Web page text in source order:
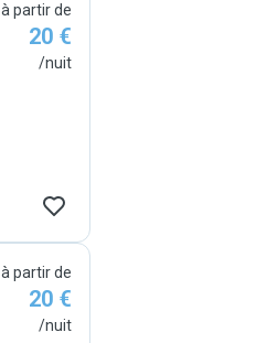
à partir de
20 €
/nuit
à partir de
20 €
/nuit